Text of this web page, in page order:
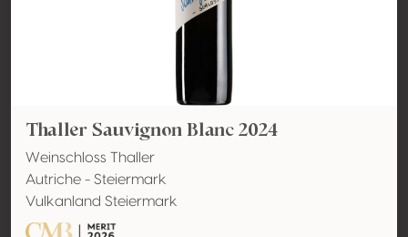
Thaller Sauvignon Blanc 2024
Weinschloss Thaller
Autriche - Steiermark
Vulkanland Steiermark